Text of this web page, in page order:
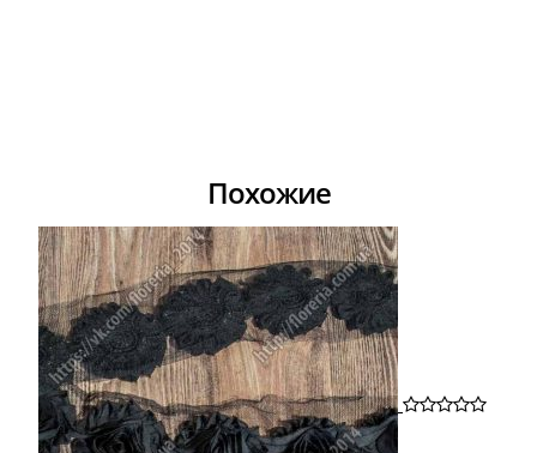
Похожие